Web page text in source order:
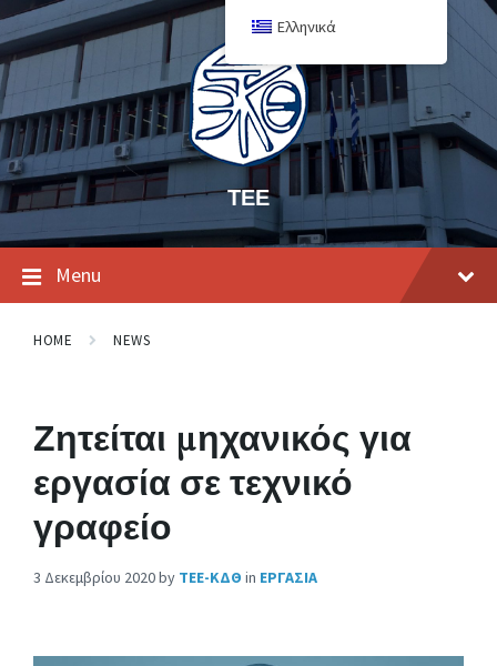
ΤΕΕ
Menu
HOME NEWS
Ζητείται μηχανικός για
εργασία σε τεχνικό
γραφείο
3 Δεκεμβρίου 2020by ΤΕΕ-ΚΔΘ in ΕΡΓΑΣΙΑ
Ελληνικά